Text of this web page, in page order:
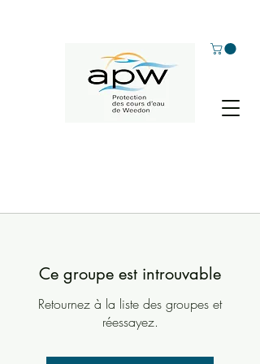
Ce groupe est introuvable
Retournez à la liste des groupes et
réessayez.